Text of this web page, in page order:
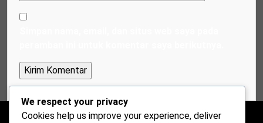
We respect your privacy
Cookies help us improve your experience, deliver